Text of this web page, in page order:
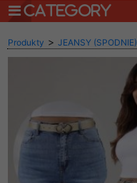
CATEGORY
Produkty > JEANSY (SPODNIE)